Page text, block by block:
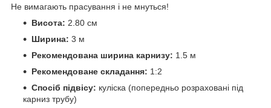
Не вимагають прасування і не мнуться!
Висота: 2.80 см
Ширина: 3 м
Рекомендована ширина карнизу: 1.5 м
Рекомендоване складання: 1:2
Спосіб підвісу: куліска (попередньо розраховані під
карниз трубу)